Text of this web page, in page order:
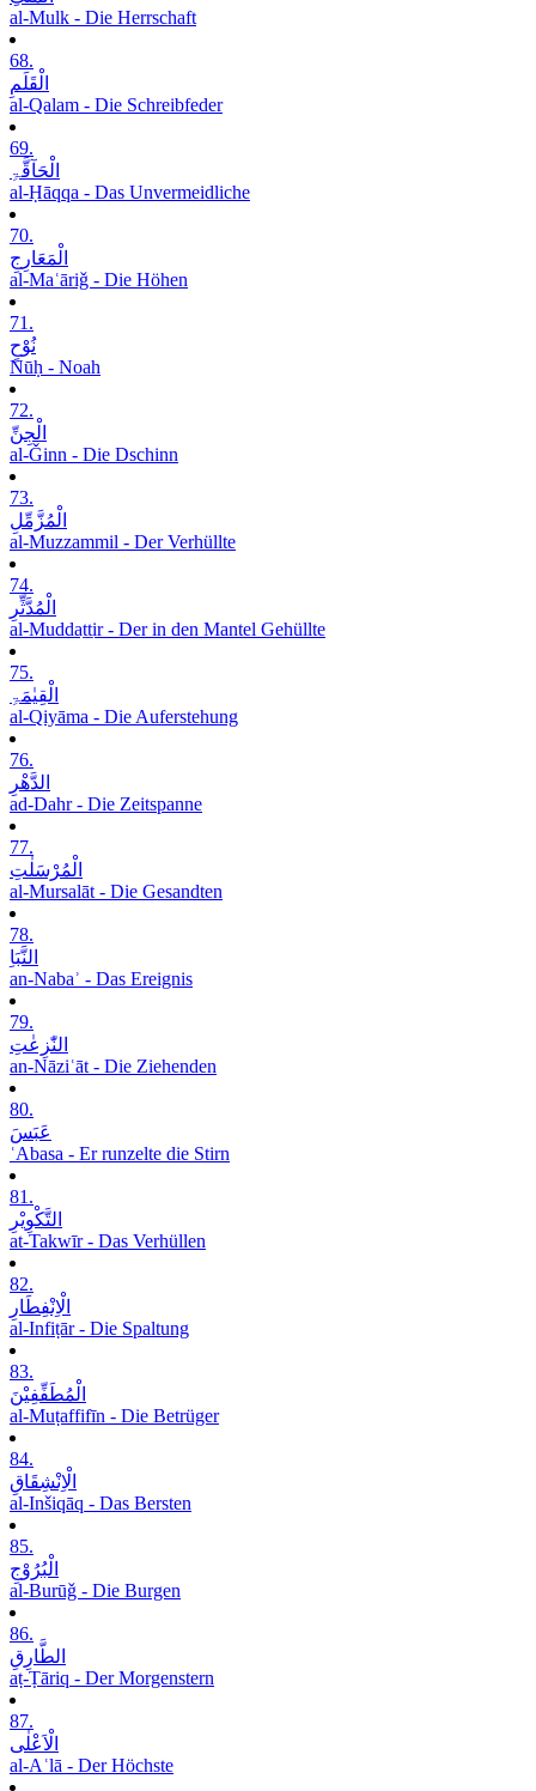
al-Mulk - Die Herrschaft
68.
الْقَلَمِ
al-Qalam - Die Schreibfeder
69.
الْحَآقَّۃِ
al-Ḥāqqa - Das Unvermeidliche
70.
الْمَعَارِجِ
al-Maʿāriǧ - Die Höhen
71.
نُوْحٍ
Nūḥ - Noah
72.
الْجِنِّ
al-Ǧinn - Die Dschinn
73.
الْمُزَّمِّلِ
al-Muzzammil - Der Verhüllte
74.
الْمُدَّثِّرِ
al-Muddaṯṯir - Der in den Mantel Gehüllte
75.
الْقِیٰمَۃِ
al-Qiyāma - Die Auferstehung
76.
الدَّھْرِ
ad-Dahr - Die Zeitspanne
77.
الْمُرْسَلٰتِ
al-Mursalāt - Die Gesandten
78.
النَّبَاِ
an-Nabaʾ - Das Ereignis
79.
النّٰزِعٰتِ
an-Nāziʿāt - Die Ziehenden
80.
عَبَسَ
ʿAbasa - Er runzelte die Stirn
81.
التَّکْوِیْرِ
at-Takwīr - Das Verhüllen
82.
الْاِنْفِطَارِ
al-Infiṭār - Die Spaltung
83.
الْمُطَفِّفِیْنَ
al-Muṭaffifīn - Die Betrüger
84.
الْاِنْشِقَاقِ
al-Inšiqāq - Das Bersten
85.
الْبُرُوْجِ
al-Burūǧ - Die Burgen
86.
الطَّارِقِ
aṭ-Ṭāriq - Der Morgenstern
87.
الْاَعْلٰی
al-Aʿlā - Der Höchste